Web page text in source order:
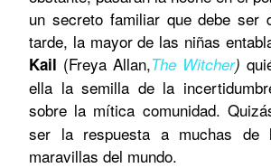
un secreto familiar que debe ser
tarde, la mayor de las niñas
Kail (Freya Allan,The Witcher)
ella la semilla de la
sobre la mítica comunidad.
ser la respuesta a muchas de
maravillas del mundo.